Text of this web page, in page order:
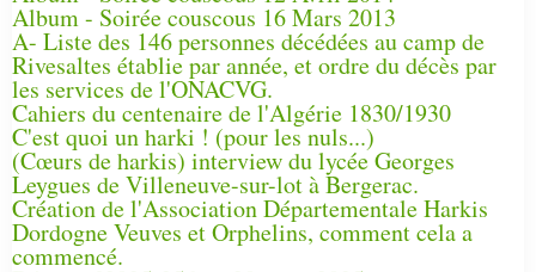
Album - Soirée couscous 16 Mars 2013
A- Liste des 146 personnes décédées au camp de
Rivesaltes établie par année, et ordre du décès par
les services de l'ONACVG.
Cahiers du centenaire de l'Algérie 1830/1930
C'est quoi un harki ! (pour les nuls...)
(Cœurs de harkis) interview du lycée Georges
Leygues de Villeneuve-sur-lot à Bergerac.
Création de l'Association Départementale Harkis
Dordogne Veuves et Orphelins, comment cela a
commencé.